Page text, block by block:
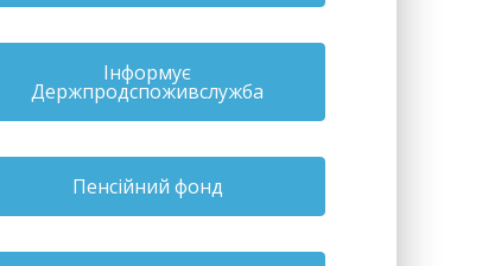
Інформує
Держпродспоживслужба
Пенсійний фонд